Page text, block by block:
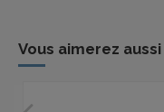
Vous aimerez aussi